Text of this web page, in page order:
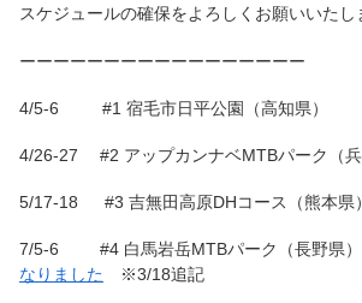
スケジュールの確保をよろしくお願いいたし
ーーーーーーーーーーーーーーーーー
4/5-6 #1 宿毛市日平公園（高知県）
4/26-27 #2 アップカンナベMTBパーク（兵
5/17-18 #3 吉無田高原DHコース（熊本県）
7/5-6 #4 白馬岩岳MTBパーク（長野県）
なりました ※3/18追記